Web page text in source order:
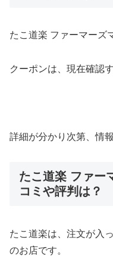
たこ道楽 ファーマーズ
クーポンは、現在確認
詳細が分かり次第、情
たこ道楽 ファー
コミや評判は？
たこ道楽は、注文が入
のお店です。